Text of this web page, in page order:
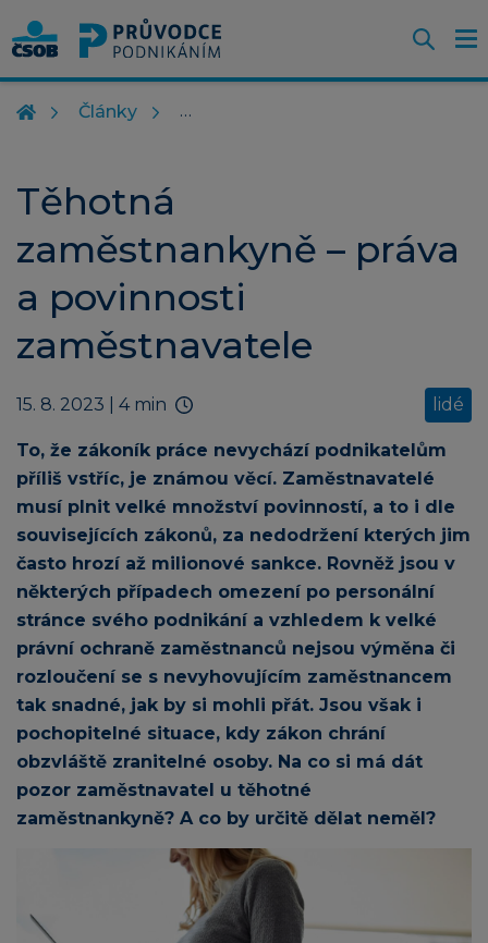
Články
Těhotná
zaměstnankyně – práva
a povinnosti
zaměstnavatele
15. 8. 2023 | 4 min lidé
To, že zákoník práce nevychází podnikatelům
příliš vstříc, je známou věcí. Zaměstnavatelé
musí plnit velké množství povinností, a to i dle
souvisejících zákonů, za nedodržení kterých jim
často hrozí až milionové sankce. Rovněž jsou v
některých případech omezení po personální
stránce svého podnikání a vzhledem k velké
právní ochraně zaměstnanců nejsou výměna či
rozloučení se s nevyhovujícím zaměstnancem
tak snadné, jak by si mohli přát. Jsou však i
pochopitelné situace, kdy zákon chrání
obzvláště zranitelné osoby. Na co si má dát
pozor zaměstnavatel u těhotné
zaměstnankyně? A co by určitě dělat neměl?